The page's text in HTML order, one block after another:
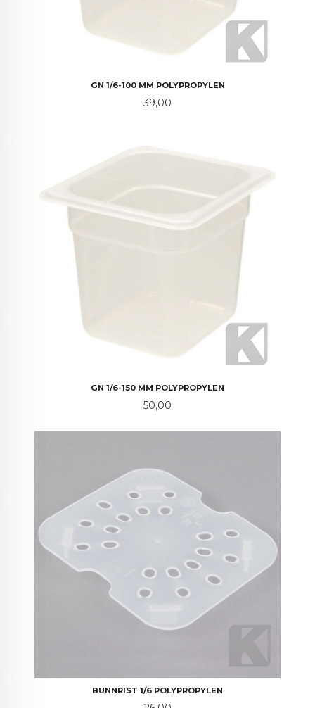
GN 1/6-100 MM POLYPROPYLEN
Pris
39,00
GN 1/6-150 MM POLYPROPYLEN
Pris
50,00
BUNNRIST 1/6 POLYPROPYLEN